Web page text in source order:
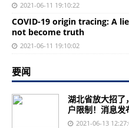
2021-06-11 19:10:22
COVID-19 origin tracing: A
not become truth
2021-06-11 19:10:02
要闻
湖北省放大招了
户限制！消息发
2021-06-13